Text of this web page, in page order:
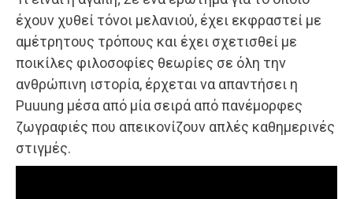
έχουν χυθεί τόνοι μελανιού, έχει εκφραστεί με
αμέτρητους τρόπους και έχει σχετισθεί με
ποικίλες φιλοσοφίες θεωρίες σε όλη την
ανθρώπινη ιστορία, έρχεται να απαντήσει η
Puuung μέσα από μία σειρά από πανέμορφες
ζωγραφιές που απεικονίζουν απλές καθημερινές
στιγμές.